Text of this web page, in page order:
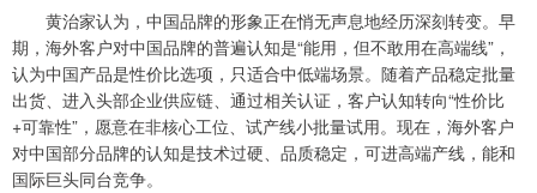
黄治家认为，中国品牌的形象正在悄无声息地经历深刻转变。早
期，海外客户对中国品牌的普遍认知是“能用，但不敢用在高端线”，
认为中国产品是性价比选项，只适合中低端场景。随着产品稳定批量
出货、进入头部企业供应链、通过相关认证，客户认知转向“性价比
+可靠性”，愿意在非核心工位、试产线小批量试用。现在，海外客户
对中国部分品牌的认知是技术过硬、品质稳定，可进高端产线，能和
国际巨头同台竞争。